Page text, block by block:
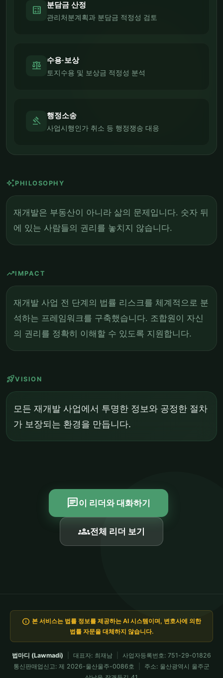
calculate 분담금 산정
관리처분계획과 분담금 적정성 검토
balance 수용·보상
토지수용 및 보상금 적정성 분석
gavel 행정소송
사업시행인가 취소 등 행정쟁송 대응
auto_awesomePHILOSOPHY
재개발은 부동산이 아니라 삶의 문제입니다. 숫자 뒤
에 있는 사람들의 권리를 놓치지 않습니다.
trending_upIMPACT
재개발 사업 전 단계의 법률 리스크를 체계적으로 분
석하는 프레임워크를 구축했습니다. 조합원이 자신
의 권리를 정확히 이해할 수 있도록 지원합니다.
rocket_launchVISION
모든 재개발 사업에서 투명한 정보와 공정한 절차
가 보장되는 환경을 만듭니다.
chat이 리더와 대화하기
groups전체 리더 보기
info 본 서비스는 법률 정보를 제공하는 AI 시스템이며, 변호사에 의한
법률 자문을 대체하지 않습니다.
법마디 (Lawmadi) 대표자: 최재남
사업자등록번호: 751-29-01826
통신판매업신고: 제 2026-울산울주-0086호
주소: 울산광역시 울주군